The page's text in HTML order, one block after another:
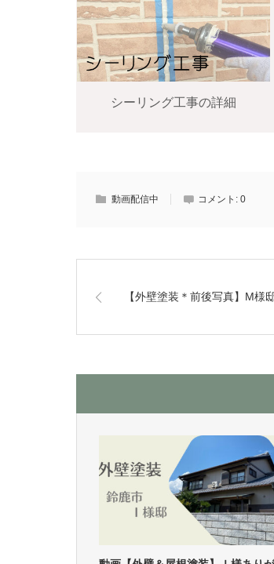
シーリング工事の詳細
動画配信中 コメント: 0
【外壁塗装＊前後写真】M様